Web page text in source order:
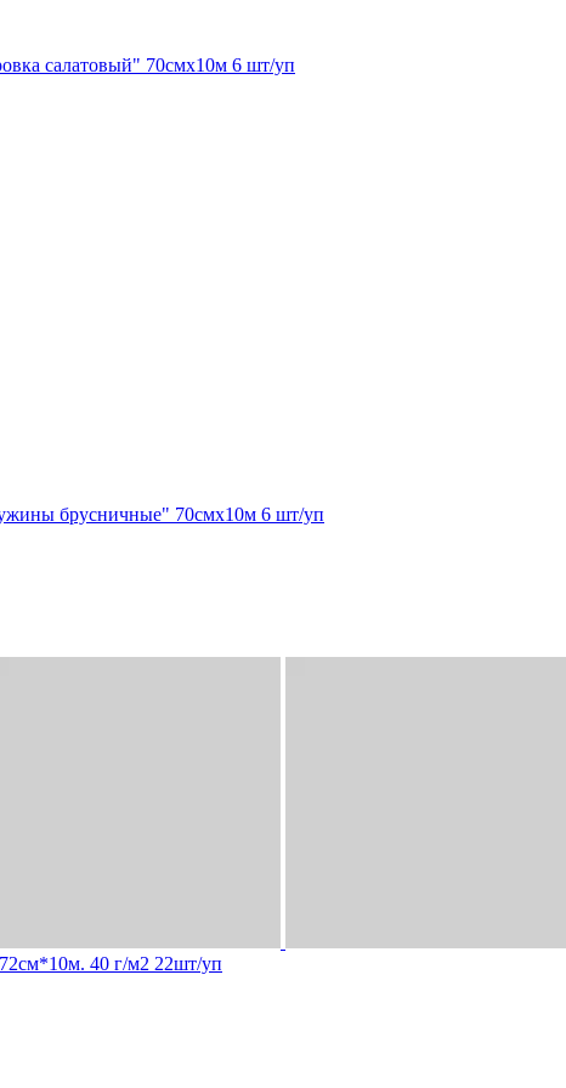
салатовый" 70смх10м 6 шт/уп
брусничные" 70смх10м 6 шт/уп
40 г/м2 22шт/уп